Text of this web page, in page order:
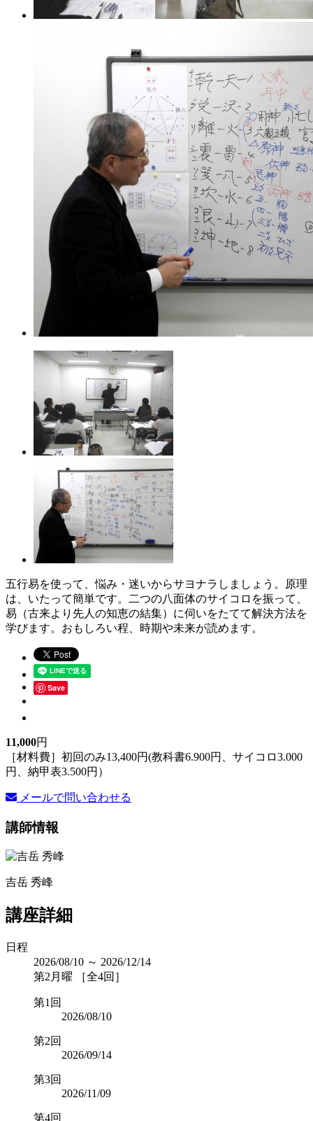
五行易を使って、悩み・迷いからサヨナラしましょう。原理
は、いたって簡単です。二つの八面体のサイコロを振って、
易（古来より先人の知恵の結集）に伺いをたてて解決方法を
学びます。おもしろい程、時期や未来が読めます。
Save
11,000円
［材料費］初回のみ13,400円(教科書6.900円、サイコロ3.000
円、納甲表3.500円）
メールで問い合わせる
講師情報
吉岳 秀峰
講座詳細
日程
2026/08/10 ～ 2026/12/14
第2月曜 ［全4回］
第1回
2026/08/10
第2回
2026/09/14
第3回
2026/11/09
第4回